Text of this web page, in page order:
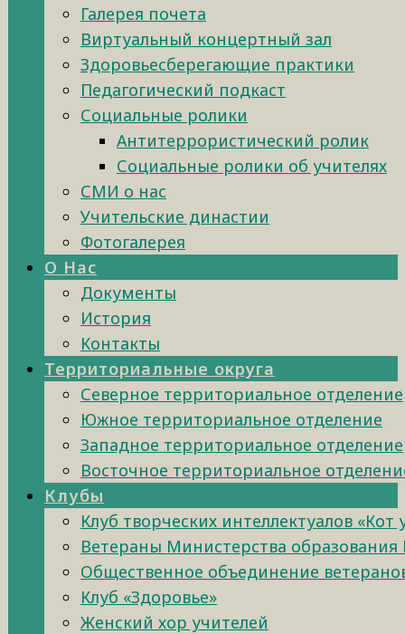
Галерея почета
Виртуальный концертный зал
Здоровьесберегающие практики
Педагогический подкаст
Социальные ролики
Антитеррористический ролик
Социальные ролики об учителях
СМИ о нас
Учительские династии
Фотогалерея
О Нас
Документы
История
Контакты
Территориальные округа
Северное территориальное отделение
Южное территориальное отделение
Западное территориальное отделение
Восточное территориальное
Клубы
Клуб творческих интеллектуалов «Кот
Ветераны Министерства образования
Общественное объединение
Клуб «Здоровье»
Женский хор учителей